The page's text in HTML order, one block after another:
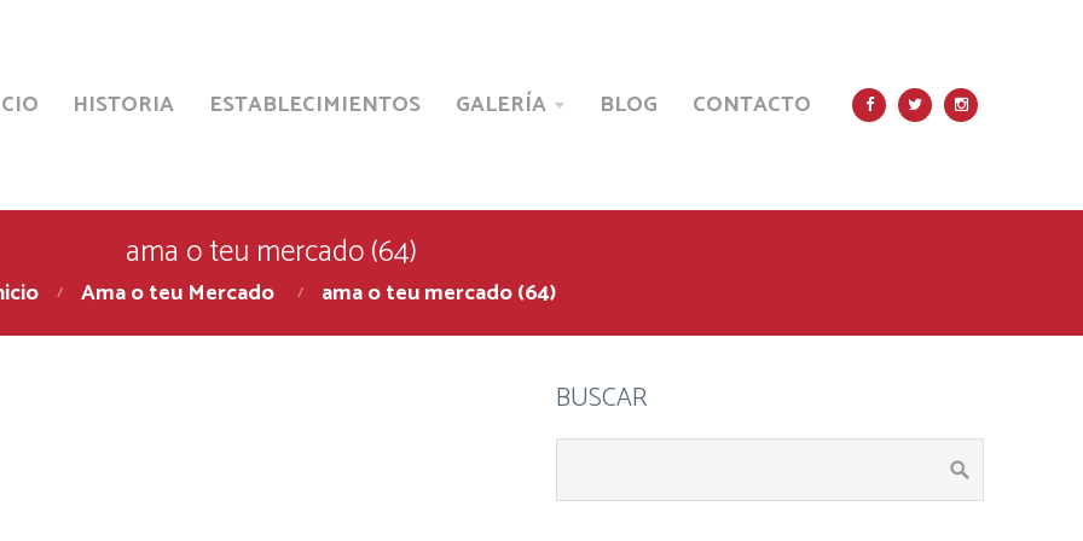
  
HISTORIA ESTABLECIMIENTOS GALERÍA BLOG CONTACTO
ama o teu mercado (64)
Ama o teu Mercado ama o teu mercado (64)
BUSCAR